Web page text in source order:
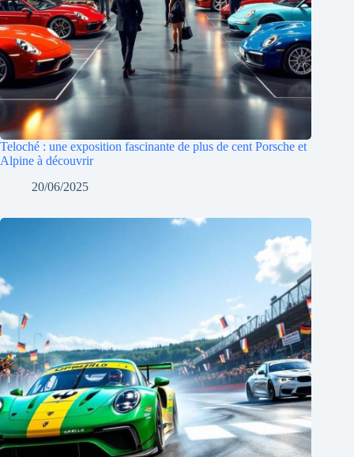
Teloché : une exposition fascinante de plus de cent Porsche et
Alpine à découvrir
20/06/2025